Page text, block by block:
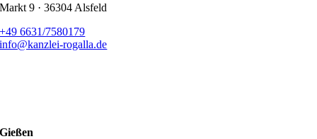
Markt 9 · 36304 Alsfeld
+49 6631/7580179
info@kanzlei-rogalla.de
Gießen